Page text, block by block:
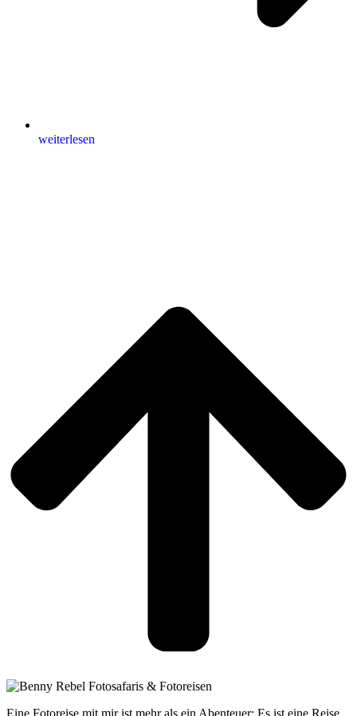
weiterlesen
Eine Fotoreise mit mir ist mehr als ein Abenteuer: Es ist eine Reise